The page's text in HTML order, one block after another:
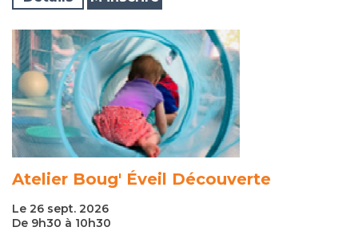
Atelier Boug' Éveil Découverte
Le 26 sept. 2026
De 9h30 à 10h30